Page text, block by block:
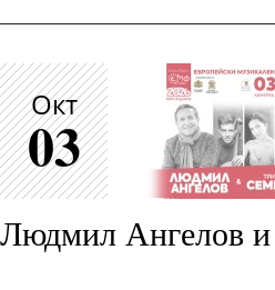
Окт
03
Людмил Ангелов